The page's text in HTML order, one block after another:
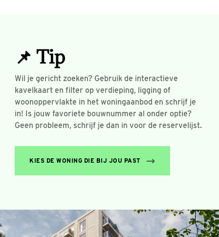
📌 Tip
Wil je gericht zoeken? Gebruik de interactieve
kavelkaart en filter op verdieping, ligging of
woonoppervlakte in het woningaanbod en schrijf je
in! Is jouw favoriete bouwnummer al onder optie?
Geen probleem, schrijf je dan in voor de reservelijst.
KIES DE WONING DIE BIJ JOU PAST